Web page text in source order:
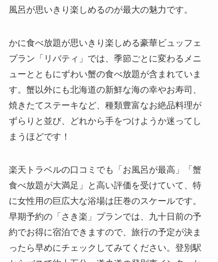
風呂が思いきり楽しめるのが最大の魅力です。
かに食べ放題が思いきり楽しめる豪華ビュッフェ
プラン「リバティ」では、季節ごとに変わるメニ
ューとともにずわい蟹の食べ放題が含まれていま
す。蟹以外にも北海道の新鮮な海の幸やお寿司、
焼きたてステーキなど、種類豊富なお絶品料理が
ずらりと並び、どれから手をつけようか迷ってし
まうほどです！
楽天トラベルの口コミでも「お風呂が最高」「蟹
食べ放題が大満足」と高い評価を受けていて、特
に女性用の巨広大な浴場は圧巻のスケールです。
早期予約の「さき楽」プランでは、九十日前の予
約でお得に宿泊できますので、旅行の予定が決ま
ったら早めにチェックしてみてください。登別駅